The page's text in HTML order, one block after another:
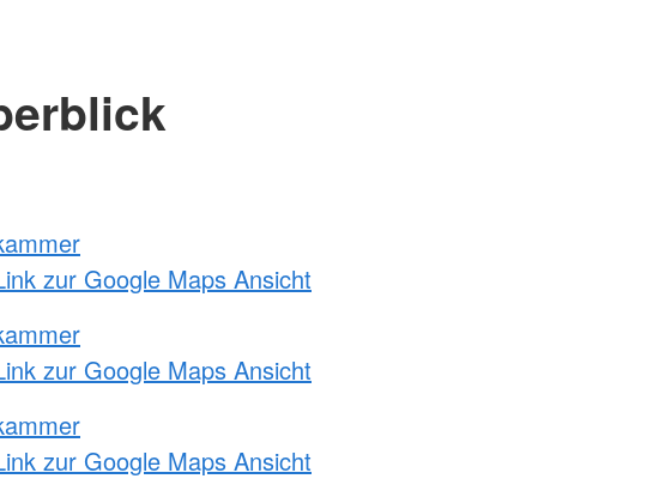
zur Google Maps Ansicht
zur Google Maps Ansicht
zur Google Maps Ansicht